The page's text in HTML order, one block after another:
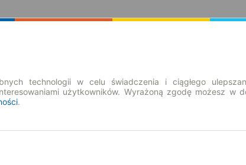
technologii w celu świadczenia i ciągłego
użytkowników. Wyrażoną zgodę możesz w
.